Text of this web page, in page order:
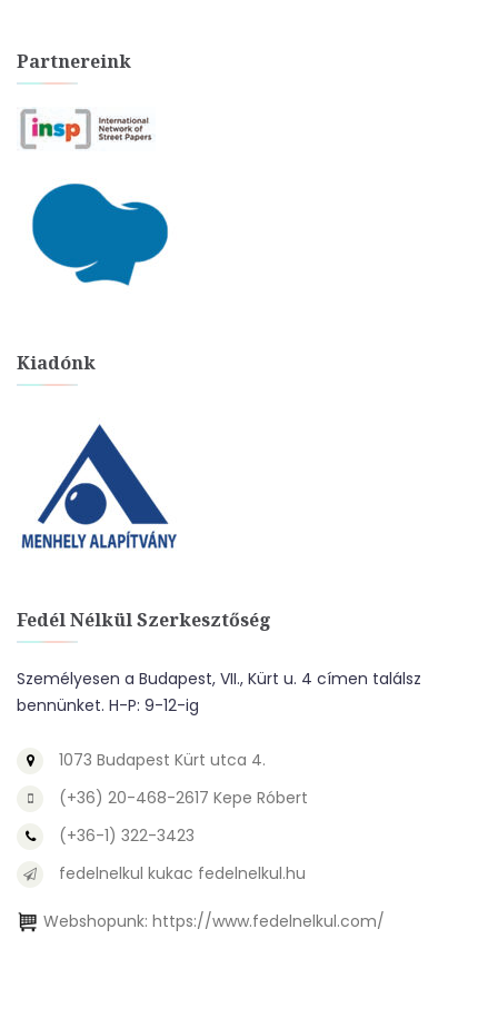
Partnereink
Kiadónk
Fedél Nélkül Szerkesztőség
Személyesen a Budapest, VII., Kürt u. 4 címen találsz
bennünket. H-P: 9-12-ig
1073 Budapest Kürt utca 4.
(+36) 20-468-2617 Kepe Róbert
(+36-1) 322-3423
fedelnelkul kukac fedelnelkul.hu
Webshopunk: https://www.fedelnelkul.com/